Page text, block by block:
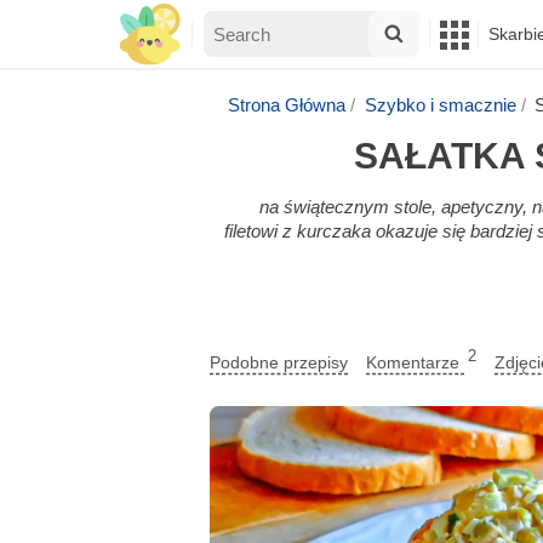
Strona Główna Szybko i smacznie
SAŁATKA
na świątecznym stole, apetyczny,
filetowi z kurczaka okazuje się bardziej
Podobne przepisy Komentarze 2